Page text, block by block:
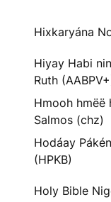
Hixkaryána
Hiyay Habi
Ruth
Hmooh hmëë
Salmos (chz)
Hodáay
(HPKB)
Holy Bible